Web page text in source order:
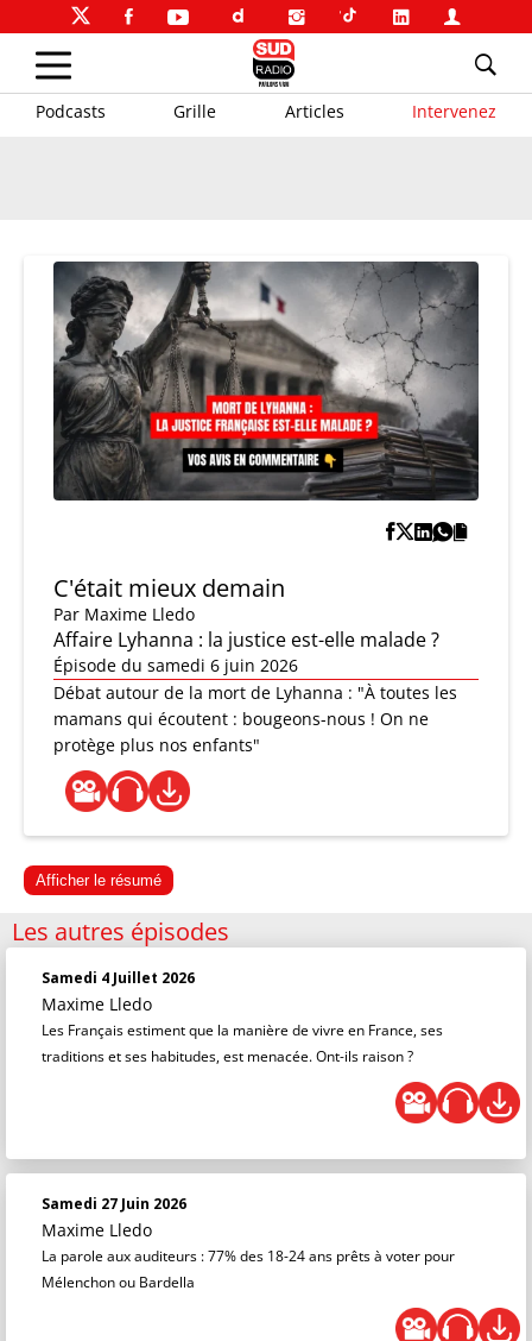
Podcasts Grille Articles Intervenez
C'était mieux demain
Par Maxime Lledo
Affaire Lyhanna : la justice est-elle malade ?
Épisode du samedi 6 juin 2026
Débat autour de la mort de Lyhanna : "À toutes les
mamans qui écoutent : bougeons-nous ! On ne
protège plus nos enfants"
Afficher le résumé
Les autres épisodes
Samedi 4 Juillet 2026
Maxime Lledo
Les Français estiment que la manière de vivre en France, ses
traditions et ses habitudes, est menacée. Ont-ils raison ?
Samedi 27 Juin 2026
Maxime Lledo
La parole aux auditeurs : 77% des 18-24 ans prêts à voter pour
Mélenchon ou Bardella